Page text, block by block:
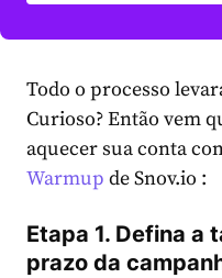
Todo o processo
Curioso? Então vem
aquecer sua conta
Warmup de Snov.io :
Etapa 1. Defina a
prazo da